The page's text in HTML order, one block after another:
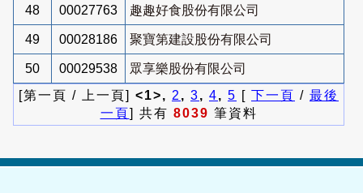
48 00027763 趣趣好食股份有限公司
49 00028186 聚寶第建設股份有限公司
50 00029538
眾享樂股份有限公司
[第一頁 / 上一頁] <1>, 2 , 3, 4, 5 [ 下一頁 / 最後
一頁] 共有 8039 筆資料